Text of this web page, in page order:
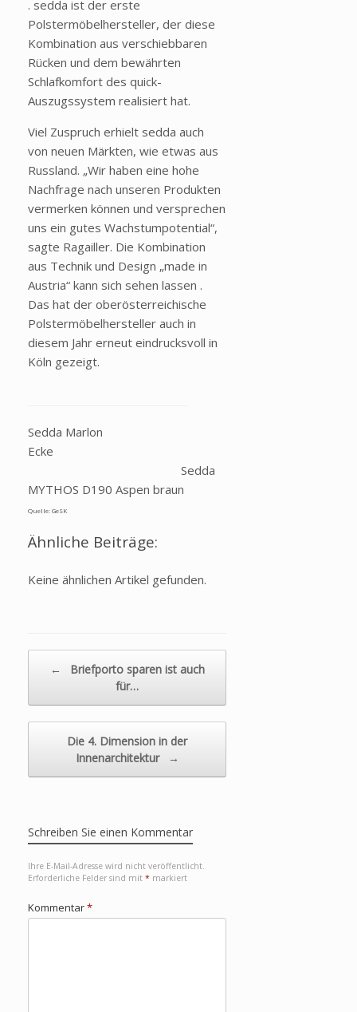
. sedda ist der erste
Polstermöbelhersteller, der diese
Kombination aus verschiebbaren
Rücken und dem bewährten
Schlafkomfort des quick-
Auszugssystem realisiert hat.
Viel Zuspruch erhielt sedda auch
von neuen Märkten, wie etwas aus
Russland. „Wir haben eine hohe
Nachfrage nach unseren Produkten
vermerken können und versprechen
uns ein gutes Wachstumpotential“,
sagte Ragailler. Die Kombination
aus Technik und Design „made in
Austria“ kann sich sehen lassen .
Das hat der oberösterreichische
Polstermöbelhersteller auch in
diesem Jahr erneut eindrucksvoll in
Köln gezeigt.
Sedda Marlon
Ecke
Sedda
MYTHOS D190 Aspen braun
Quelle: GeSK
Ähnliche Beiträge:
Keine ähnlichen Artikel gefunden.
←
Briefporto sparen ist auch
für…
Die 4. Dimension in der
Innenarchitektur
→
Schreiben Sie einen Kommentar
Ihre E-Mail-Adresse wird nicht veröffentlicht.
Erforderliche Felder sind mit * markiert
Kommentar*